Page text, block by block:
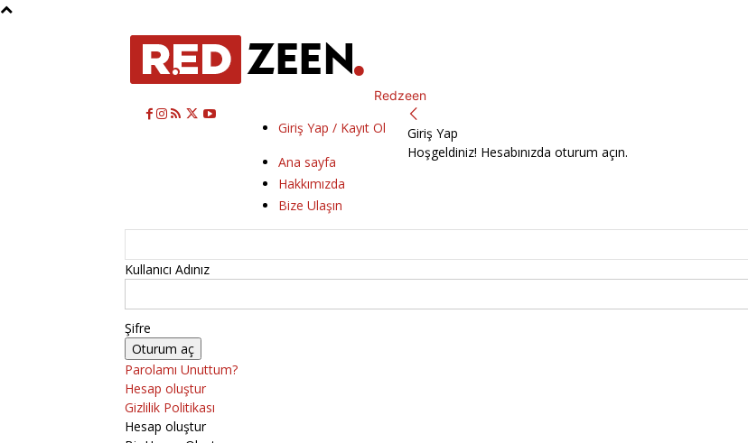
Redzeen
Giriş Yap / Kayıt Ol
Ana sayfa
Hakkımızda
Bize Ulaşın
Giriş Yap
Hoşgeldiniz! Hesabınızda oturum açın.
Kullanıcı Adınız
Şifre
Parolamı Unuttum?
Hesap oluştur
Gizlilik Politikası
Hesap oluştur